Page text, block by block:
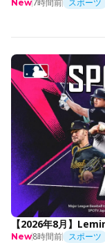
New
【2026年8月】
New8時間前 スポーツ